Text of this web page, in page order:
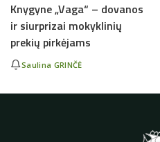
Knygyne „Vaga“ – dovanos
ir siurprizai mokyklinių
prekių pirkėjams
Saulina GRINČĖ